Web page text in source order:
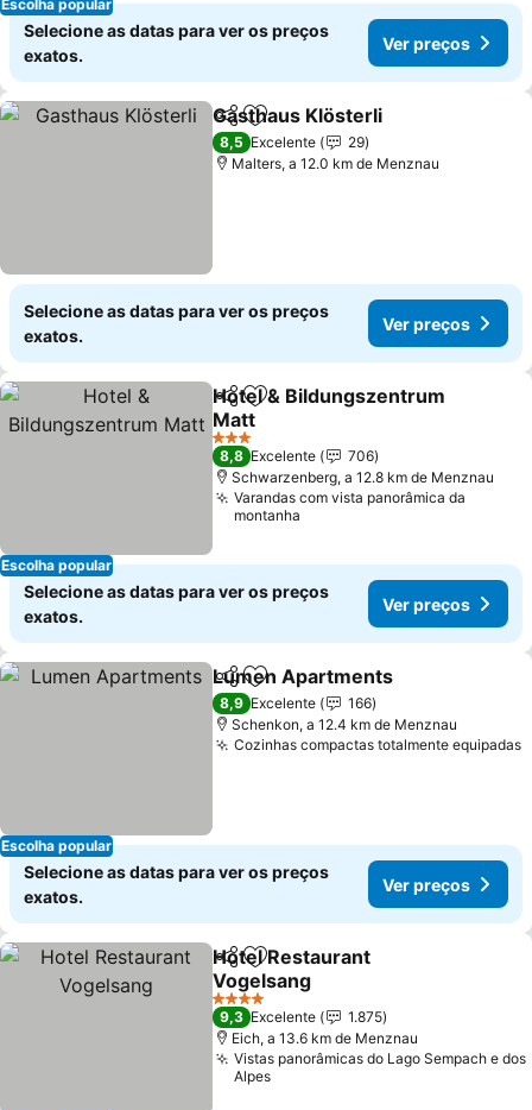
Escolha popular
Selecione as datas para ver os preços
exatos.
Ver preços
PartilharAdicionar aos favoritos
Gasthaus Klösterli
8,5 Excelente
29
Malters, a 12.0 km de Menznau
Selecione as datas para ver os preços
exatos.
Ver preços
Escolha popular
PartilharAdicionar aos favoritos
Hotel & Bildungszentrum
Matt
Ver preços
3 Estrelas
8,8 Excelente
706
Schwarzenberg, a 12.8 km de Menznau
Varandas com vista panorâmica da
montanha
Selecione as datas para ver os preços
exatos.
Ver preços
Escolha popular
PartilharAdicionar aos favoritos
Lumen Apartments
8,9 Excelente
166
Schenkon, a 12.4 km de Menznau
Cozinhas compactas totalmente equipadas
Selecione as datas para ver os preços
exatos.
Ver preços
PartilharAdicionar aos favoritos
Hotel Restaurant
Vogelsang
Ver preços
4 Estrelas
9,3 Excelente
1.875
Eich, a 13.6 km de Menznau
Vistas panorâmicas do Lago Sempach e dos
Alpes